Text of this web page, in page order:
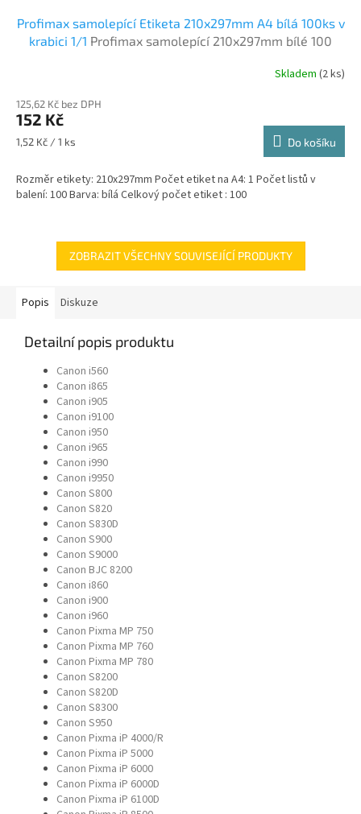
Profimax samolepící Etiketa 210x297mm A4 bílá 100ks v
krabici 1/1 Profimax samolepící 210x297mm bílé 100
Skladem (2 ks)
125,62 Kč bez DPH
152 Kč
Měrná
1,52 Kč / 1 ks Do košíku
Rozměr etikety: 210x297mm Počet etiket na A4: 1 Počet listů v
balení: 100 Barva: bílá Celkový počet etiket : 100
ZOBRAZIT VŠECHNY SOUVISEJÍCÍ PRODUKTY
Popis Diskuze
Detailní popis produktu
Canon i560
Canon i865
Canon i905
Canon i9100
Canon i950
Canon i965
Canon i990
Canon i9950
Canon S800
Canon S820
Canon S830D
Canon S900
Canon S9000
Canon BJC 8200
Canon i860
Canon i900
Canon i960
Canon Pixma MP 750
Canon Pixma MP 760
Canon Pixma MP 780
Canon S8200
Canon S820D
Canon S8300
Canon S950
Canon Pixma iP 4000/R
Canon Pixma iP 5000
Canon Pixma iP 6000
Canon Pixma iP 6000D
Canon Pixma iP 6100D